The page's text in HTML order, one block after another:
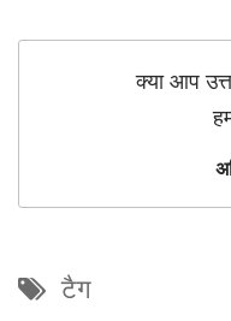
क्या आप
टैग